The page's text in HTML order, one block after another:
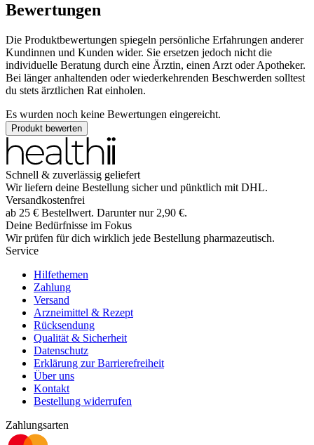
Bewertungen
Die Produktbewertungen spiegeln persönliche Erfahrungen anderer
Kundinnen und Kunden wider. Sie ersetzen jedoch nicht die
individuelle Beratung durch eine Ärztin, einen Arzt oder Apotheker.
Bei länger anhaltenden oder wiederkehrenden Beschwerden solltest
du stets ärztlichen Rat einholen.
Es wurden noch keine Bewertungen eingereicht.
Produkt bewerten
Schnell & zuverlässig geliefert
Wir liefern deine Bestellung sicher und pünktlich mit DHL.
Versandkostenfrei
ab 25 € Bestellwert. Darunter nur 2,90 €.
Deine Bedürfnisse im Fokus
Wir prüfen für dich wirklich jede Bestellung pharmazeutisch.
Service
Hilfethemen
Zahlung
Versand
Arzneimittel & Rezept
Rücksendung
Qualität & Sicherheit
Datenschutz
Erklärung zur Barrierefreiheit
Über uns
Kontakt
Bestellung widerrufen
Zahlungsarten